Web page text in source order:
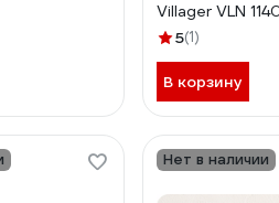
Villager VLN
5(1)
В корзину
Нет в наличии